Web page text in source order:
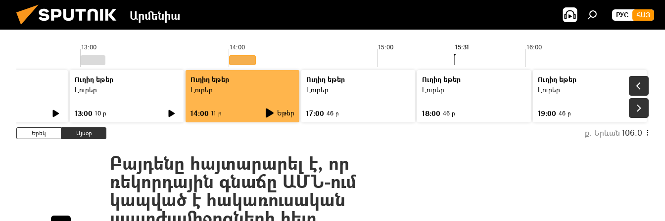
Արմենիա РУС ՀԱՅ
13:00 14:00 15:00 16:00
15:31
Ուղիղ եթեր
Լուրեր
13:00 10 ր
Ուղիղ եթեր
Լուրեր
14:00 11 ր Եթեր
Ուղիղ եթեր
Լուրեր
17:00 46 ր
Ուղիղ եթեր
Լուրեր
18:00 46 ր
Ուղիղ եթեր
Լուրեր
19:00 46 ր
Երեկ Այսօր ք. Երևան 106.0
Բայդենը հայտարարել է, որ
ռեկորդային գնաճը ԱՄՆ-ում
կապված է հակառուսական